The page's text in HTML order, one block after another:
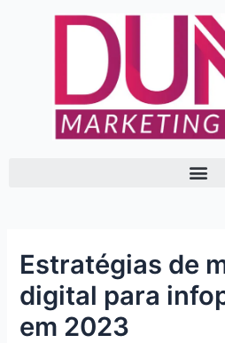
Estratégias de
digital para
em 2023
navigation